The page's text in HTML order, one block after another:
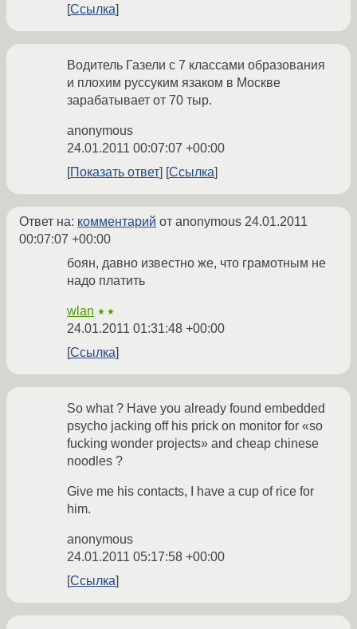
Ссылка
Водитель Газели с 7 классами образования
и плохим руссуким язаком в Москве
зарабатывает от 70 тыр.
anonymous
24.01.2011 00:07:07 +00:00
Показать ответ
Ссылка
Ответ на: комментарий от anonymous 24.01.2011
00:07:07 +00:00
боян, давно известно же, что грамотным не
надо платить
wlan ★★
24.01.2011 01:31:48 +00:00
Ссылка
So what ? Have you already found embedded
psycho jacking off his prick on monitor for «so
fucking wonder projects» and cheap chinese
noodles ?
Give me his contacts, I have a cup of rice for
him.
anonymous
24.01.2011 05:17:58 +00:00
Ссылка